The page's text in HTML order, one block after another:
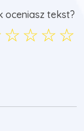
oceniasz tekst?
☆
☆
☆
☆